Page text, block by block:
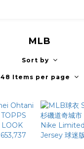
MLB
Sort by
48 Items per page